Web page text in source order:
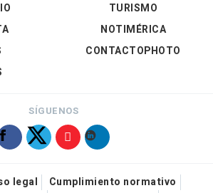
TURISMO
NOTIMÉRICA
CONTACTOPHOTO
SÍGUENOS
legal
Cumplimiento normativo